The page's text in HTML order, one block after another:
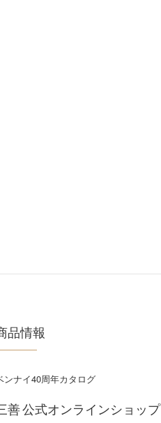
品情報
ンナイ40周年カタログ
善 公式オンラインショップ